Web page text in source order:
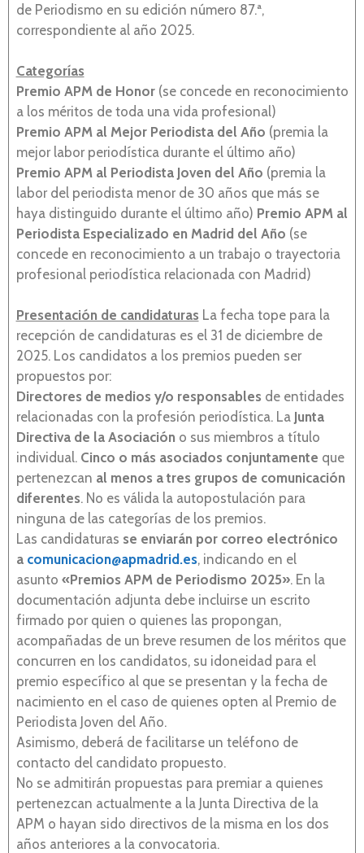
de Periodismo en su edición número 87.ª,
correspondiente al año 2025.
Categorías
Premio APM de Honor(se concede en reconocimiento
a los méritos de toda una vida profesional)
Premio APM al Mejor Periodista del Año (premia la
mejor labor periodística durante el último año)
Premio APM al Periodista Joven del Año (premia la
labor del periodista menor de 30 años que más se
haya distinguido durante el último año) Premio APM al
Periodista Especializado en Madrid del Año (se
concede en reconocimiento a un trabajo o trayectoria
profesional periodística relacionada con Madrid)
Presentación de candidaturas La fecha tope para la
recepción de candidaturas es el 31 de diciembre de
2025. Los candidatos a los premios pueden ser
propuestos por:
Directores de medios y/o responsables de entidades
relacionadas con la profesión periodística. La Junta
Directiva de la Asociación o sus miembros a título
individual. Cinco o más asociados conjuntamente que
pertenezcan al menos a tres grupos de comunicación
diferentes. No es válida la autopostulación para
ninguna de las categorías de los premios.
Las candidaturas se enviarán por correo electrónico
a comunicacion@apmadrid.es, indicando en el
asunto «Premios APM de Periodismo 2025». En la
documentación adjunta debe incluirse un escrito
firmado por quien o quienes las propongan,
acompañadas de un breve resumen de los méritos que
concurren en los candidatos, su idoneidad para el
premio específico al que se presentan y la fecha de
nacimiento en el caso de quienes opten al Premio de
Periodista Joven del Año.
Asimismo, deberá de facilitarse un teléfono de
contacto del candidato propuesto.
No se admitirán propuestas para premiar a quienes
pertenezcan actualmente a la Junta Directiva de la
APM o hayan sido directivos de la misma en los dos
años anteriores a la convocatoria.